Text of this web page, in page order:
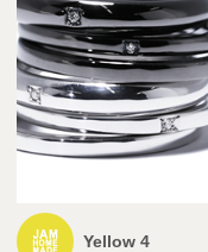
Yellow 4